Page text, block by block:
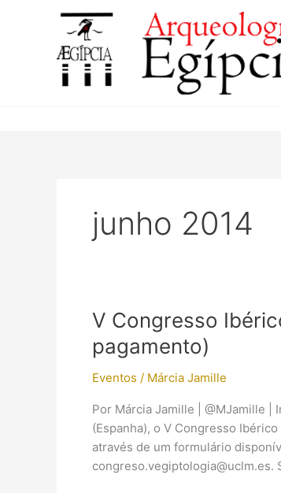
junho 2014
V Congresso
pagamento)
Eventos / Márcia Jamille
Por Márcia Jamille | @MJamille |
(Espanha), o V Congresso
através de um formulário